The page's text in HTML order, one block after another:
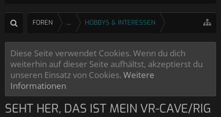
FOREN ... HOBBYS & INTERESSEN
Diese Seite verwendet Cookies. Wenn du dich
weiterhin auf dieser Seite aufhältst, akzeptierst du
unseren Einsatz von Cookies. Weitere
Informationen
SEHT HER, DAS IST MEIN VR-CAVE/RIG